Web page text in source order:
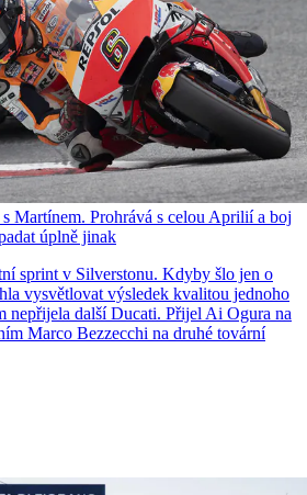
Martínem. Prohrává s celou Aprilií a boj
úplně jinak
sprint v Silverstonu. Kdyby šlo jen o
vysvětlovat výsledek kvalitou jednoho
nepřijela další Ducati. Přijel Ai Ogura na
Marco Bezzecchi na druhé tovární